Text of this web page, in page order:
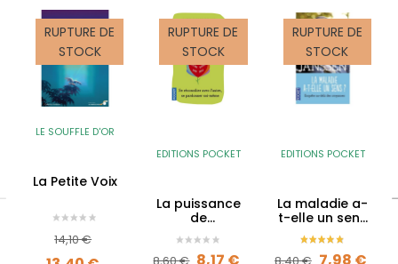
RUPTURE DE
STOCK
LE SOUFFLE D'OR
La Petite Voix
Prix de base
14,10 €
RUPTURE DE
STOCK
EDITIONS POCKET
La puissance
de
Prix de base
Prix
RUPTURE DE
STOCK
EDITIONS POCKET
La maladie a-
t-elle un sens
?
Prix de base
Prix